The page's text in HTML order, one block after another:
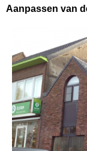
Aanpassen van